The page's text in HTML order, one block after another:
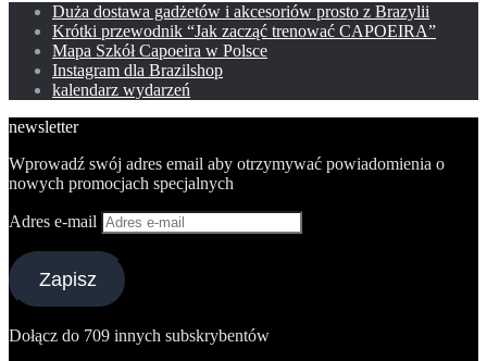
Duża dostawa gadżetów i akcesoriów prosto z Brazylii
Krótki przewodnik “Jak zacząć trenować CAPOEIRA”
Mapa Szkół Capoeira w Polsce
Instagram dla Brazilshop
kalendarz wydarzeń
newsletter
Wprowadź swój adres email aby otrzymywać powiadomienia o
nowych promocjach specjalnych
Adres e-mail
Zapisz
Dołącz do 709 innych subskrybentów